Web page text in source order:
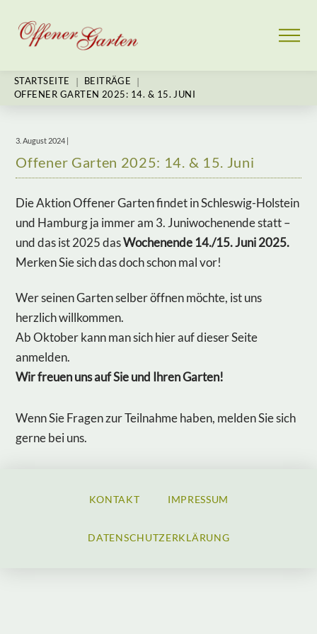
STARTSEITE | BEITRÄGE |
OFFENER GARTEN 2025: 14. & 15. JUNI
3. August 2024 |
Offener Garten 2025: 14. & 15. Juni
Die Aktion Offener Garten findet in Schleswig-Holstein
und Hamburg ja immer am 3. Juniwochenende statt –
und das ist 2025 dasWochenende 14./15. Juni 2025.
Merken Sie sich das doch schon mal vor!
Wer seinen Garten selber öffnen möchte, ist uns
herzlich willkommen.
Ab Oktober kann man sich hier auf dieser Seite
anmelden.
Wir freuen uns auf Sie und Ihren Garten!
Wenn Sie Fragen zur Teilnahme haben, melden Sie sich
gerne bei uns.
KONTAKT IMPRESSUM
DATENSCHUTZERKLÄRUNG